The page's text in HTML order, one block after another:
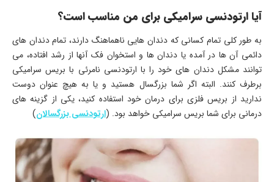
آیا ارتودنسی سرامیکی برای من مناسب است؟
به طور کلی تمام کسانی که دندان هایی ناهماهنگ دارند، تمام دندان های
دائمی آن ها در آمده یا دندان ها و استخوان فک‌ آنها از رشد افتاده، می
توانند مشکل دندان های خود را با ارتودنسی نامرئی با بریس سرامیکی
برطرف کنند. البته اگر شما بزرگسال هستید و یا به هیچ عنوان دوست
ندارید از بریس فلزی برای درمان خود استفاده کنید، یکی از گزینه های
درمانی برای شما بریس سرامیکی خواهد بود. (ارتودنسی بزرگسالان)